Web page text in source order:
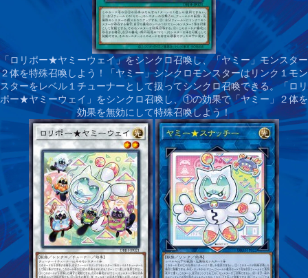
「ロリポー★ヤミーウェイ」をシンクロ召喚し、「ヤミー」モンスター
２体を特殊召喚しよう！
「ヤミー」シンクロモンスターはリンク１モン
スターをレベル１チューナーとして扱ってシンクロ召喚できる。「ロリ
ポー★ヤミーウェイ」をシンクロ召喚し、①の効果で「ヤミー」２体を
効果を無効にして特殊召喚しよう！